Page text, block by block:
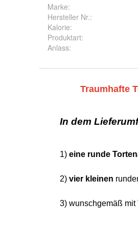
Marke:
Hersteller Nr.:
Kalorie:
Produktart:
Anlass: